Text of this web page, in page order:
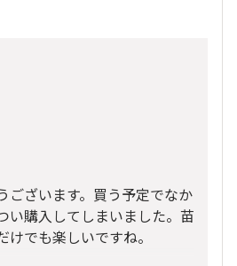
ございます。買う予定でなか
い購入してしまいました。苗
けでも楽しいですね。